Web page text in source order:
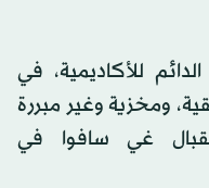
للأكاديمية، في
ومخزية وغير مبررة
غي سافوا في